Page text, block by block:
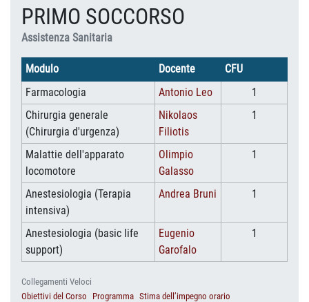
PRIMO SOCCORSO
Assistenza Sanitaria
Modulo Docente
CFU
Farmacologia
Antonio Leo
1
Chirurgia generale
(Chirurgia d'urgenza)
Nikolaos
Filiotis
1
Malattie dell'apparato
locomotore
Olimpio
Galasso
1
Anestesiologia (Terapia
intensiva)
Andrea Bruni 1
Anestesiologia (basic life
support)
Eugenio
Garofalo
1
Collegamenti Veloci
Obiettivi del Corso
Programma Stima dell’impegno orario